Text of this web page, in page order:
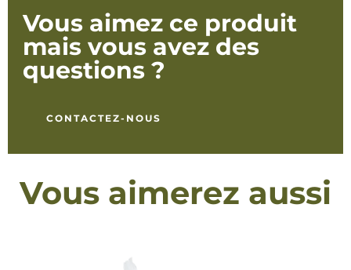
Vous aimez ce produit
mais vous avez des
questions ?
CONTACTEZ-NOUS
Vous aimerez aussi